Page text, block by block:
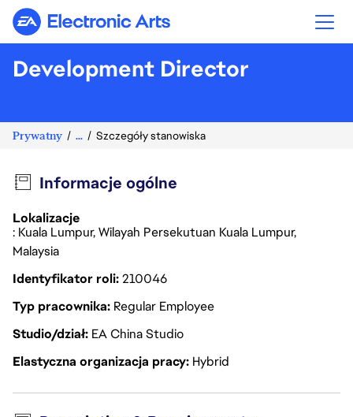
Electronic Arts
Development Director
Prywatny ... Szczegóły stanowiska
Informacje ogólne
Lokalizacje
: Kuala Lumpur, Wilayah Persekutuan Kuala Lumpur,
Malaysia
Identyfikator roli210046
Typ pracownika Regular Employee
Studio/dział EA China Studio
Elastyczna organizacja pracy Hybrid